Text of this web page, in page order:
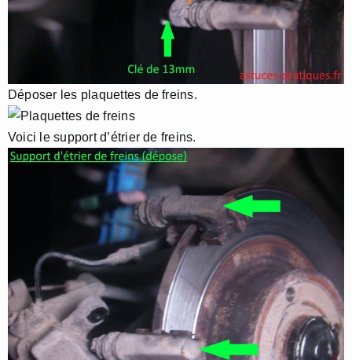
Déposer les plaquettes de freins.
Voici le support d’étrier de freins.